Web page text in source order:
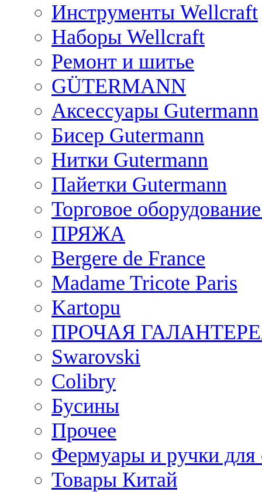
Инструменты Wellcraft
Наборы Wellcraft
Ремонт и шитье
GÜTERMANN
Аксессуары Gutermann
Бисер Gutermann
Нитки Gutermann
Пайетки Gutermann
Торговое
ПРЯЖА
Bergere de France
Madame Tricote Paris
Kartopu
ПРОЧАЯ
Swarovski
Colibry
Бусины
Прочее
Фермуары и ручки для
Товары Китай